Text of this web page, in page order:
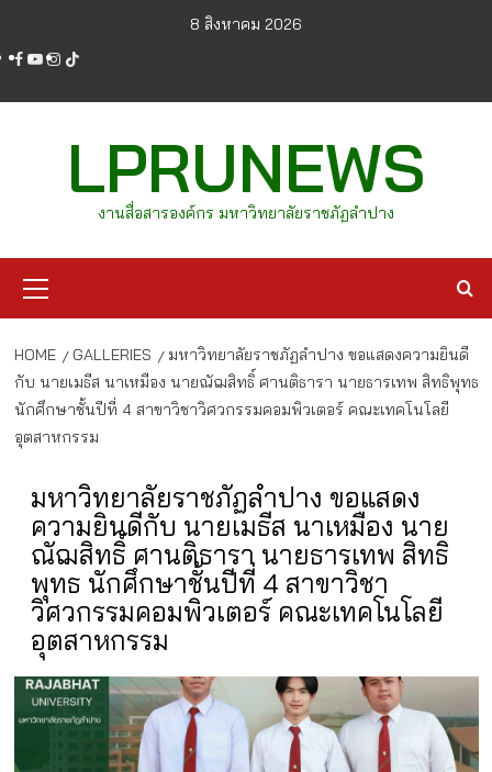
content
8 สิงหาคม 2026
facebook
youtube
instagram
tiktok
LPRUNEWS
งานสื่อสารองค์กร มหาวิทยาลัยราชภัฏลำปาง
Menu
HOME GALLERIES
มหาวิทยาลัยราชภัฏลำปาง ขอแสดงความยินดี
กับ นายเมธีส นาเหมือง นายณัฌสิทธิ์ ศานติธารา นายธารเทพ สิทธิพุทธ
นักศึกษาชั้นปีที่ 4 สาขาวิชาวิศวกรรมคอมพิวเตอร์ คณะเทคโนโลยี
อุตสาหกรรม
มหาวิทยาลัยราชภัฏลำปาง ขอแสดง
ความยินดีกับ นายเมธีส นาเหมือง นาย
ณัฌสิทธิ์ ศานติธารา นายธารเทพ สิทธิ
พุทธ นักศึกษาชั้นปีที่ 4 สาขาวิชา
วิศวกรรมคอมพิวเตอร์ คณะเทคโนโลยี
อุตสาหกรรม